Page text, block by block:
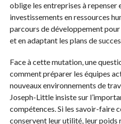
oblige les entreprises à repenser
investissements en ressources
parcours de développement
et en adaptant les plans de
Face à cette mutation, une
comment préparer les équipes
nouveaux environnements de
Joseph-Little insiste sur
compétences. Si les savoir-faire
conservent leur utilité, leur